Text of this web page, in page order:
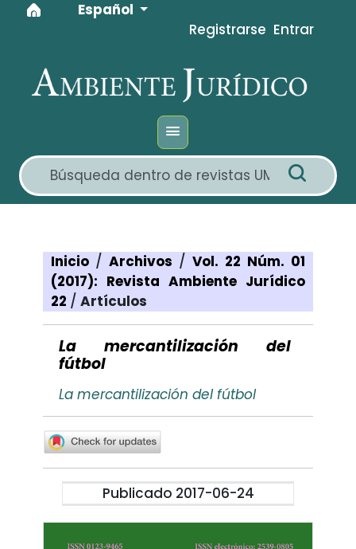
Ir al menú de navegación principal
Ir al contenido principal
Ir al pie de página del sitio
Idioma
Español
Registrarse Entrar
Inicio / Archivos / Vol. 22 Núm. 01
(2017): Revista Ambiente Jurídico
22 / Artículos
La mercantilización del
fútbol
La mercantilización del fútbol
Publicado 2017-06-24